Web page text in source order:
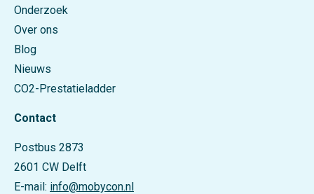
Onderzoek
Over ons
Blog
Nieuws
CO2-Prestatieladder
Contact
Postbus 2873
2601 CW Delft
E-mail: info@mobycon.nl